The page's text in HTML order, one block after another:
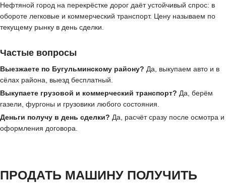
Нефтяной город на перекрёстке дорог даёт устойчивый спрос: в
обороте легковые и коммерческий транспорт. Цену называем по
текущему рынку в день сделки.
Частые вопросы
Выезжаете по Бугульминскому району? Да, выкупаем авто и в
сёлах района, выезд бесплатный.
Выкупаете грузовой и коммерческий транспорт? Да, берём
газели, фургоны и грузовики любого состояния.
Деньги получу в день сделки? Да, расчёт сразу после осмотра и
оформления договора.
ПРОДАТЬ МАШИНУ ПОЛУЧИТЬ